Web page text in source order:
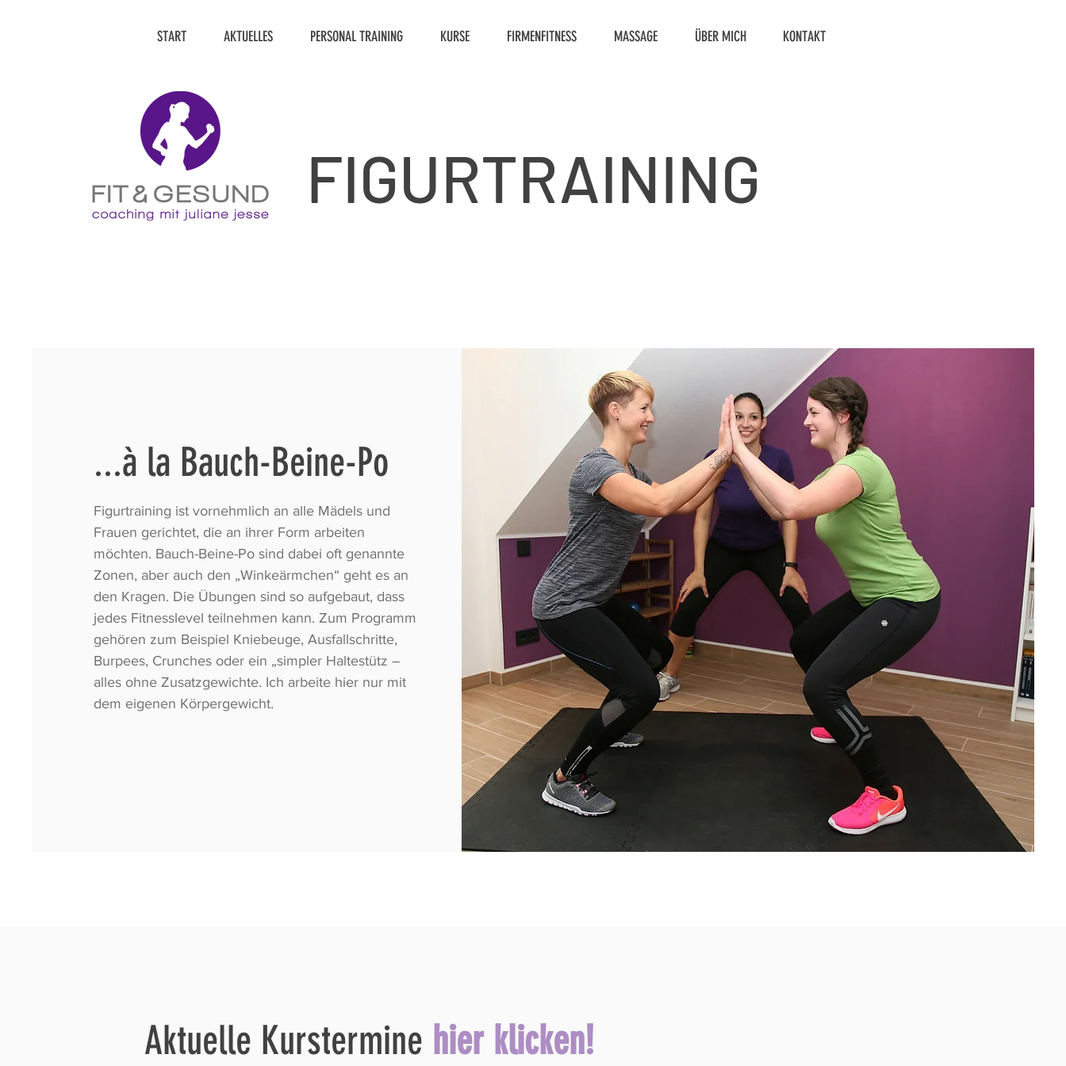
START AKTUELLES PERSONAL TRAINING KURSE FIRMENFITNESS MASSAGE ÜBER MICH KONTAKT
FIGURTRAINING
...à la Bauch-Beine-Po
Figurtraining ist vornehmlich an alle Mädels und
Frauen gerichtet, die an ihrer Form arbeiten
möchten. Bauch-Beine-Po sind dabei oft genannte
Zonen, aber auch den „Winkeärmchen“ geht es an
den Kragen. Die Übungen sind so aufgebaut, dass
jedes Fitnesslevel teilnehmen kann. Zum Programm
gehören zum Beispiel Kniebeuge, Ausfallschritte,
Burpees, Crunches oder ein „simpler Haltestütz –
alles ohne Zusatzgewichte. Ich arbeite hier nur mit
dem eigenen Körpergewicht.
Aktuelle Kurstermine hier klicken!